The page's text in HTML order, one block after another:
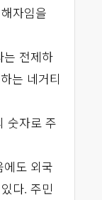
자임을
는 전제하
는 네거티
숫자로 주
도 외국
다. 주민